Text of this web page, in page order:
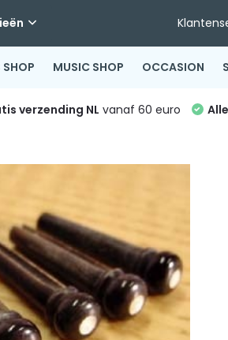
SHOP MUSIC SHOP OCCASION
verzending NL vanaf 60 euro